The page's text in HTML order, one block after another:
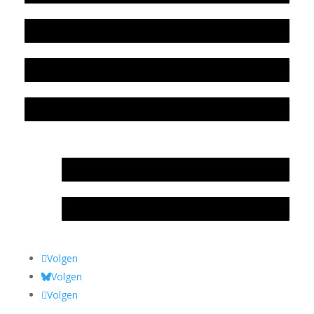
Volgen
Volgen
Volgen